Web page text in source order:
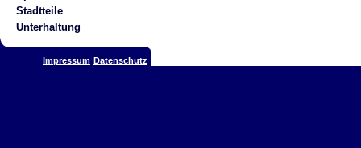
Stadtteile
Unterhaltung
Impressum Datenschutz